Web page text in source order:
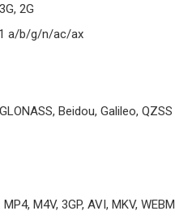
2G
a/b/g/n/ac/ax
Beidou, Galileo, QZSS
M4V, 3GP, AVI, MKV, WEBM